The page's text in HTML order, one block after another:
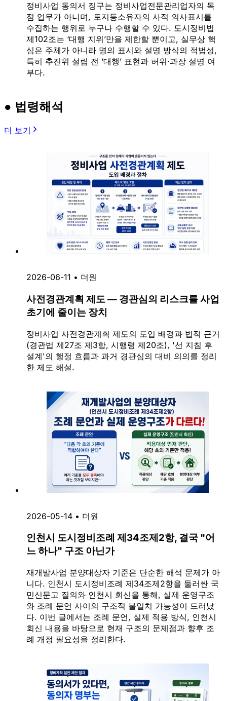
정비사업 동의서 징구는 정비사업전문관리업자의 독
점 업무가 아니며, 토지등소유자의 사적 의사표시를
수집하는 행위로 누구나 수행할 수 있다. 도시정비법
제102조는 ‘대행 지위’만을 제한할 뿐이고, 실무상 핵
심은 주체가 아니라 명의 표시와 설명 방식의 적법성,
특히 추진위 설립 전 ‘대행’ 표현과 허위·과장 설명 여
부다.
● 법령해석
더 보기
2026-06-11 • 더원
사전경관계획 제도 — 경관심의 리스크를 사업
초기에 줄이는 장치
정비사업 사전경관계획 제도의 도입 배경과 법적 근거
(경관법 제27조 제3항, 시행령 제20조), '선 지침 후
설계'의 행정 흐름과 과거 경관심의 대비 의의를 정리
한 제도 해설.
2026-05-14 • 더원
인천시 도시정비조례 제34조제2항, 결국 "어
느 하나" 구조 아닌가
재개발사업 분양대상자 기준은 단순한 해석 문제가 아
니다. 인천시 도시정비조례 제34조제2항을 둘러싼 국
민신문고 질의와 인천시 회신을 통해, 실제 운영구조
와 조례 문언 사이의 구조적 불일치 가능성이 드러났
다. 이번 글에서는 조례 문언, 실제 적용 방식, 인천시
회신 내용을 바탕으로 현재 구조의 문제점과 향후 조
례 개정 필요성을 정리한다.